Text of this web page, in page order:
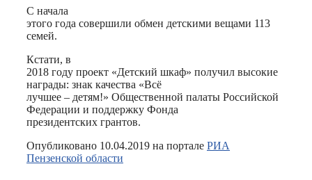
С начала
этого года совершили обмен детскими вещами 113
семей.
Кстати, в
2018 году проект «Детский шкаф» получил высокие
награды: знак качества «Всё
лучшее – детям!» Общественной палаты Российской
Федерации и поддержку Фонда
президентских грантов.
Опубликовано 10.04.2019 на портале РИА
Пензенской области